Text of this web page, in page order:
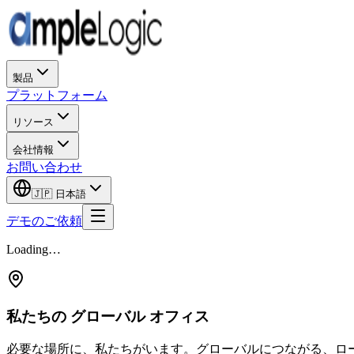
製品
プラットフォーム
リソース
会社情報
お問い合わせ
🇯🇵 日本語
デモのご依頼
Loading…
私たちの グローバルオフィス
必要な場所に、私たちがいます。グローバルにつながる、ロ